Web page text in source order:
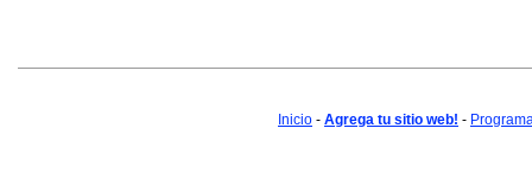
Inicio - Agrega tu sitio web! -